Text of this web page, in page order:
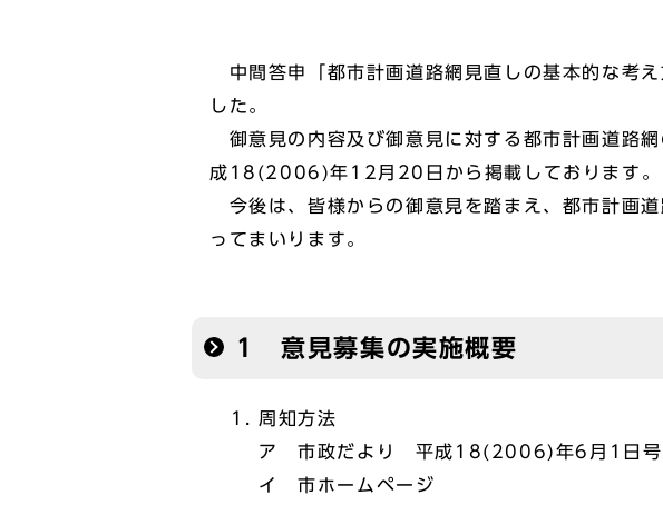
中間答申「都市計画道路網見直しの基本的な考
した。
御意見の内容及び御意見に対する都市計画道路
成18(2006)年12月20日から掲載しております。
今後は、皆様からの御意見を踏まえ、都市計画
ってまいります。
1 意見募集の実施概要
周知方法
ア 市政だより 平成18(2006)年6月1日号
イ 市ホームページ